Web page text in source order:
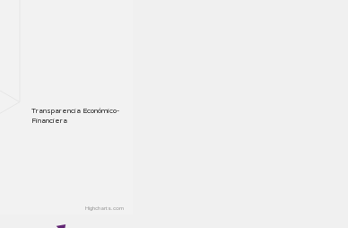
Transparencia Económico-
Financiera
Highcharts.com